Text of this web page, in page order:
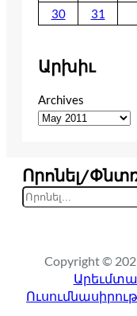
30
31
Արխիւ
Archives
Որոնել/
Copyright ©